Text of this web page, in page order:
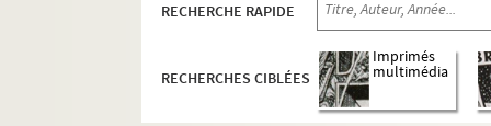
RECHERCHE RAPIDE
RECHERCHES CIBLÉES
Imprimés
multimédia